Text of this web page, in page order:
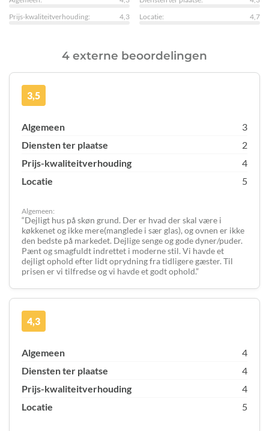
Prijs-kwaliteitverhouding:
4,3 Locatie: 4,7
4 externe beoordelingen
3,5
Algemeen
3
Diensten ter plaatse
2
Prijs-kwaliteitverhouding
4
Locatie
5
Algemeen:
Dejligt hus på skøn grund. Der er hvad der skal være i
køkkenet og ikke mere(manglede i sær glas), og ovnen er ikke
den bedste på markedet. Dejlige senge og gode dyner/puder.
Pænt og smagfuldt indrettet i moderne stil. Vi havde et
dejligt ophold efter lidt oprydning fra tidligere gæster. Til
prisen er vi tilfredse og vi havde et godt ophold.
4,3
Algemeen
4
Diensten ter plaatse
4
Prijs-kwaliteitverhouding
4
Locatie
5